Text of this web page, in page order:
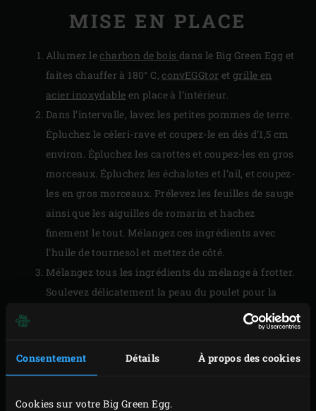
Consentement Détails À propos des cookies
Cookies sur votre Big Green Egg.
MISE EN PLACE
Allumez lecharbon de bois dans le Big Green Egg et
faites chauffer à 180° C,convEGGtor etgrille en
acier inoxydable en place à l’intérieur.
Dans l’intervalle, lavez les petites pommes de terre.
Épluchez le céleri-rave et coupez-le en dés d’1,5 cm
environ. Épluchez les carottes et coupez-les en gros
morceaux. Épluchez les échalotes et l’ail, et coupez-
les en gros morceaux. Prélevez les feuilles de sauge
ainsi que les aiguilles de romarin et hachez
finement le tout. Mélangez ces ingrédients avec
l’huile de tournesol et mettez de côté.
Mélangez tous les ingrédients du mélange à frotter.
Soulevez délicatement la peau du poulet pour la
séparer de la chair en glissant le doigt sous la peau
et en le déplaçant de droite à gauche. Répartissez le
mélange d’épices entre la peau et la chair en veillant